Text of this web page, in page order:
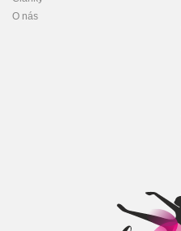
O nás